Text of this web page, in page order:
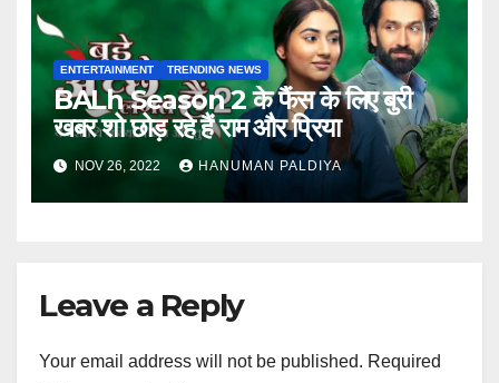
ENTERTAINMENT TRENDING NEWS
BALh Season 2 के फैंस के लिए बुरी
खबर शो छोड़ रहे हैं राम और प्रिया
NOV 26, 2022 HANUMAN PALDIYA
Leave a Reply
Your email address will not be published. Required